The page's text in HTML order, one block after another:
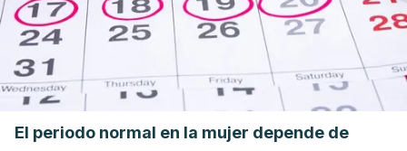
El periodo normal en la mujer depende de